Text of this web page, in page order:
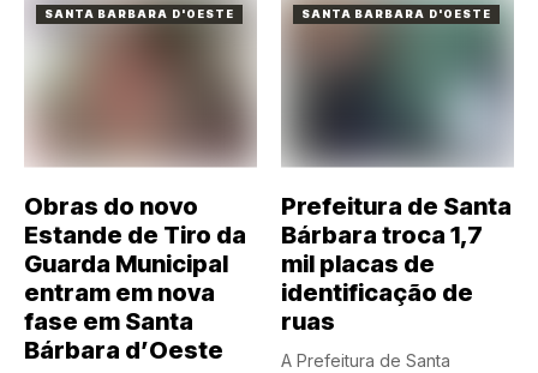
SANTA BARBARA D'OESTE
Obras do novo
Estande de Tiro da
Guarda Municipal
entram em nova
fase em Santa
Bárbara d’Oeste
SANTA BARBARA D'OESTE
Prefeitura de Santa
Bárbara troca 1,7
mil placas de
identificação de
ruas
A Prefeitura de Santa